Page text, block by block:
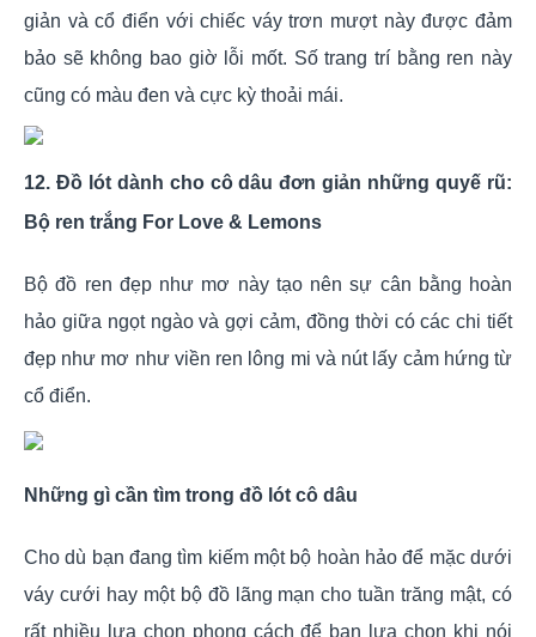
giản và cổ điển với chiếc váy trơn mượt này được đảm
bảo sẽ không bao giờ lỗi mốt. Số trang trí bằng ren này
cũng có màu đen và cực kỳ thoải mái.
12. Đồ lót dành cho cô dâu đơn giản những quyế rũ:
Bộ ren trắng For Love & Lemons
Bộ đồ ren đẹp như mơ này tạo nên sự cân bằng hoàn
hảo giữa ngọt ngào và gợi cảm, đồng thời có các chi tiết
đẹp như mơ như viền ren lông mi và nút lấy cảm hứng từ
cổ điển.
Những gì cần tìm trong đồ lót cô dâu
Cho dù bạn đang tìm kiếm một bộ hoàn hảo để mặc dưới
váy cưới hay một bộ đồ lãng mạn cho tuần trăng mật, có
rất nhiều lựa chọn phong cách để bạn lựa chọn khi nói